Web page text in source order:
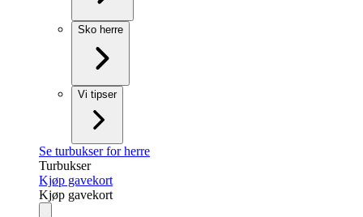
Sko herre
Vi tipser
Se turbukser for herre
Turbukser
Kjøp gavekort
Kjøp gavekort